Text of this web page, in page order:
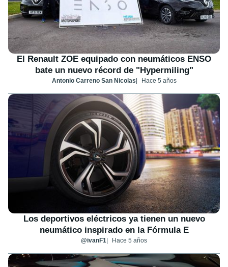
El Renault ZOE equipado con neumáticos ENSO
bate un nuevo récord de "Hypermiling"
Antonio Carreno San Nicolas Hace 5 años
Los deportivos eléctricos ya tienen un nuevo
neumático inspirado en la Fórmula E
@ivanF1 Hace 5 años